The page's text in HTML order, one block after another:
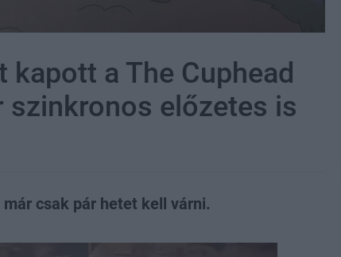
a The Cuphead
szinkronos előzetes is
csak pár hetet kell várni.